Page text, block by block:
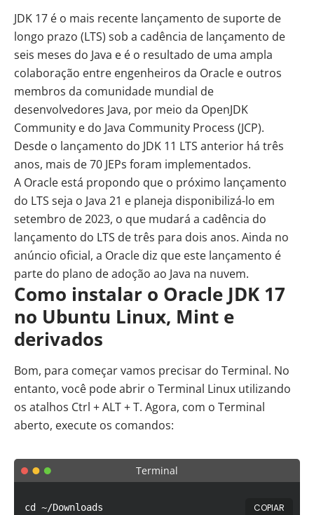
JDK 17 é o mais recente lançamento de suporte de
longo prazo (LTS) sob a cadência de lançamento de
seis meses do Java e é o resultado de uma ampla
colaboração entre engenheiros da Oracle e outros
membros da comunidade mundial de
desenvolvedores Java, por meio da OpenJDK
Community e do Java Community Process (JCP).
Desde o lançamento do JDK 11 LTS anterior há três
anos, mais de 70 JEPs foram implementados.
A Oracle está propondo que o próximo lançamento
do LTS seja o Java 21 e planeja disponibilizá-lo em
setembro de 2023, o que mudará a cadência do
lançamento do LTS de três para dois anos. Ainda no
anúncio oficial, a Oracle diz que este lançamento é
parte do plano de adoção ao Java na nuvem.
Como instalar o Oracle JDK 17
no Ubuntu Linux, Mint e
derivados
Bom, para começar vamos precisar do Terminal. No
entanto, você pode abrir o Terminal Linux utilizando
os atalhos Ctrl + ALT + T. Agora, com o Terminal
aberto, execute os comandos:
Terminal
cd ~/Downloads COPIAR